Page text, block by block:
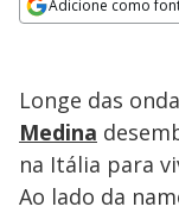
Adicione como
Ativar
Longe das
Medina
na Itália para
Ao lado da